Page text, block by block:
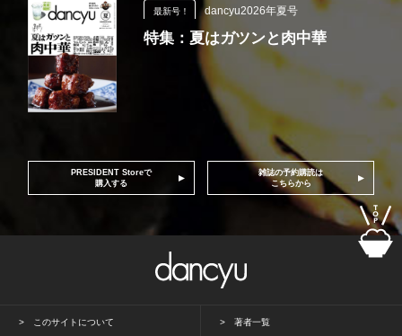
最新号！ dancyu2026年夏号
特集：夏はガツンと肉中華
PRESIDENT Storeで
購入する
雑誌の予約購読は
こちらから
このサイトについて 著者一覧